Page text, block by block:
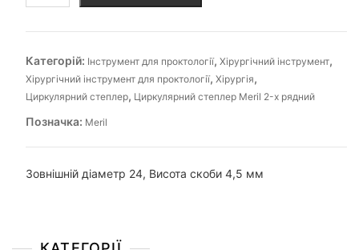
Категорій: Інструмент для проктології, Хірургічний інструмент,
Хірургічний інструмент для проктології, Хірургія,
Циркулярний степлер, Циркулярний степлер Meril 2-х рядний
Позначка: Meril
Зовнішній діаметр 24, Висота скоби 4,5 мм